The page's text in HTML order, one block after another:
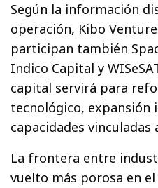
Según la información
operación, Kibo
participan también
Indico Capital y
capital servirá para
tecnológico, expansión
capacidades vinculadas
La frontera entre
vuelto más porosa en